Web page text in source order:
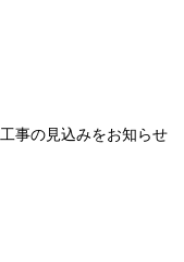
事の見込みをお知らせ